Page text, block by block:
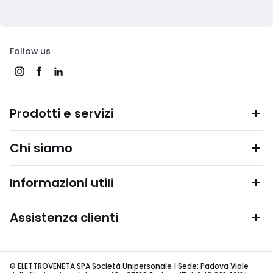
Follow us
Prodotti e servizi
Chi siamo
Informazioni utili
Assistenza clienti
© ELETTROVENETA SPA Società Unipersonale | Sede: Padova Viale